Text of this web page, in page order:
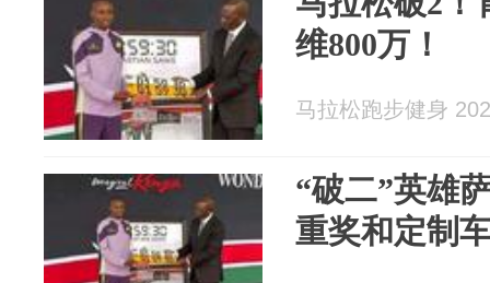
维800万！
马拉松跑步健身
“破二”英雄
重奖和定制